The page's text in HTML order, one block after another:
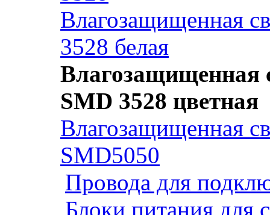
Влагозащищенная
3528 белая
Влагозащищенная
SMD 3528 цветная
Влагозащищенная
SMD5050
Провода для
Блоки питания для